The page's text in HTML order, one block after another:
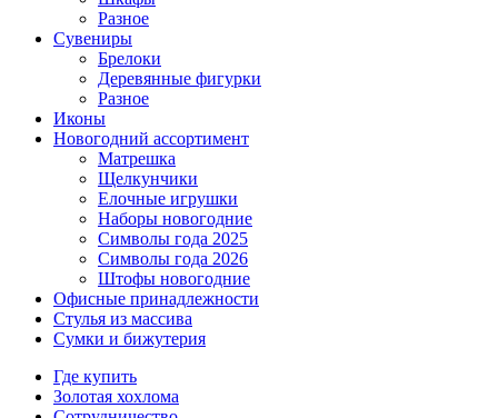
Разное
Сувениры
Брелоки
Деревянные фигурки
Разное
Иконы
Новогодний ассортимент
Матрешка
Щелкунчики
Елочные игрушки
Наборы новогодние
Символы года 2025
Символы года 2026
Штофы новогодние
Офисные принадлежности
Стулья из массива
Сумки и бижутерия
Где купить
Золотая хохлома